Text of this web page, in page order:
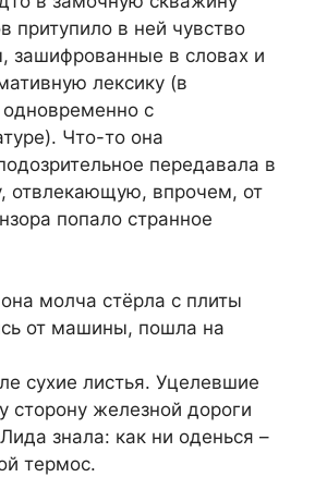
притупило в ней чувство
зашифрованные в словах и
лексику (в
одновременно с
Что-то она
передавала в
отвлекающую, впрочем, от
попало странное
молча стёрла с плиты
от машины, пошла на
сухие листья. Уцелевшие
сторону железной дороги
знала: как ни оденься –
термос.